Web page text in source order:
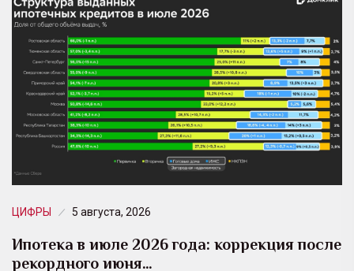
ЦИФРЫ 5 августа, 2026
Ипотека в июле 2026 года: коррекция после
рекордного июня…